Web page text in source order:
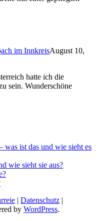
im InnkreisAugust 10,
hatte ich die
sein. Wunderschöne
was ist das und wie sieht es
wie sieht sie aus?
| Datenschutz |
by WordPress.